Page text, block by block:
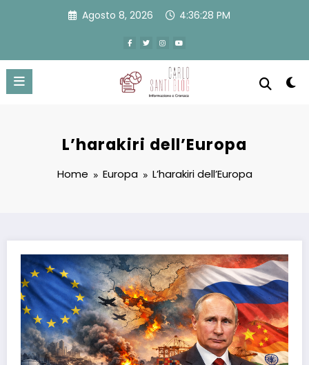
Agosto 8, 2026 4:36:29 PM
L’harakiri dell’Europa
Home Europa L’harakiri dell’Europa